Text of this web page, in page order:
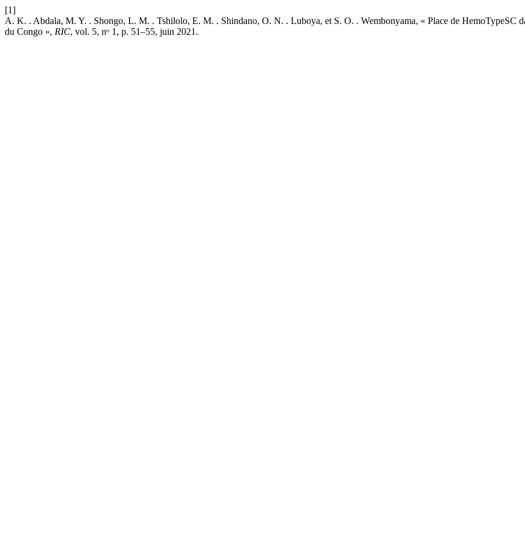
[1]
A. K. . Abdala, M. Y. . Shongo, L. M. . Tshilolo, E. M. . Shindano, O. N. . Luboya, et S. O. . Wembonyama, « Place de HemoTypeSC
du Congo », RIC, vol. 5, nᵒ 1, p. 51–55, juin 2021.